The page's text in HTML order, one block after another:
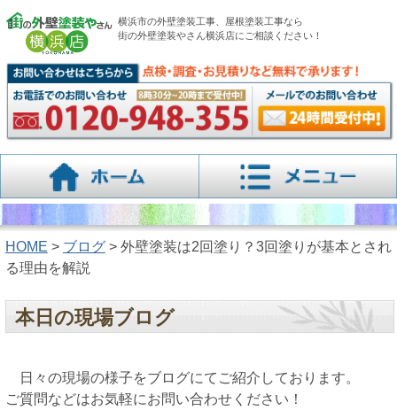
横浜市の外壁塗装工事、屋根塗装工事なら
街の外壁塗装やさん横浜店にご相談ください！
HOME > ブログ> 外壁塗装は2回塗り？3回塗りが基本とされ
る理由を解説
本日の現場ブログ
日々の現場の様子をブログにてご紹介しております。
ご質問などはお気軽にお問い合わせください！